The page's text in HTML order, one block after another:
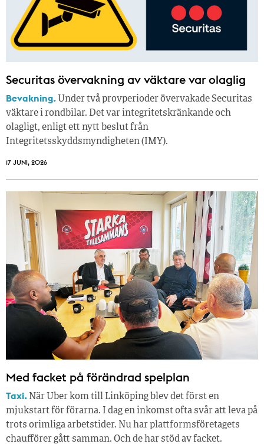
Securitas övervakning av väktare var olaglig
Bevakning. Under två provperioder övervakade Securitas
väktare i rondbilar. Det var integritetskränkande och
olagligt, enligt ett nytt beslut från
Integritetsskyddsmyndigheten (IMY).
17 JUNI, 2026
Med facket på förändrad spelplan
Taxi. När Uber kom till Linköping blev det först en
mjukstart för förarna. I dag en inkomst ofta svår att leva på
trots orimliga arbetstider. Nu har plattformsföretagets
chaufförer gått samman. Och de har stöd av facket.